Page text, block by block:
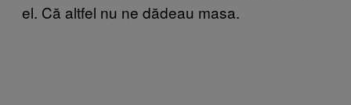
el. Că altfel nu ne dădeau masa.